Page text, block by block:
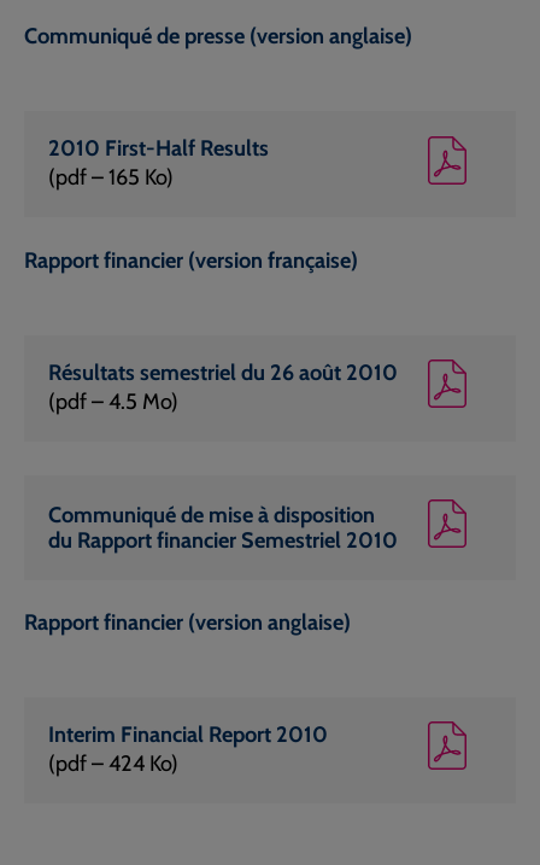
Communiqué de presse (version anglaise)
2010 First-Half Results
(pdf – 165 Ko)
Rapport financier (version française)
Résultats semestriel du 26 août 2010
(pdf – 4.5 Mo)
Communiqué de mise à disposition
du Rapport financier Semestriel 2010
Rapport financier (version anglaise)
Interim Financial Report 2010
(pdf – 424 Ko)